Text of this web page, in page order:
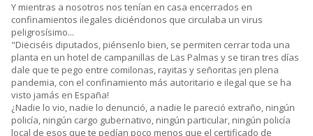
Y mientras a nosotros nos tenían en casa encerrados en
confinamientos ilegales diciéndonos que circulaba un virus
peligrosísimo...
"Dieciséis diputados, piénsenlo bien, se permiten cerrar toda una
planta en un hotel de campanillas de Las Palmas y se tiran tres días
dale que te pego entre comilonas, rayitas y señoritas ¡en plena
pandemia, con el confinamiento más autoritario e ilegal que se ha
visto jamás en España!
¿Nadie lo vio, nadie lo denunció, a nadie le pareció extraño, ningún
policía, ningún cargo gubernativo, ningún particular, ningún policía
local de esos que te pedían poco menos que el certificado de